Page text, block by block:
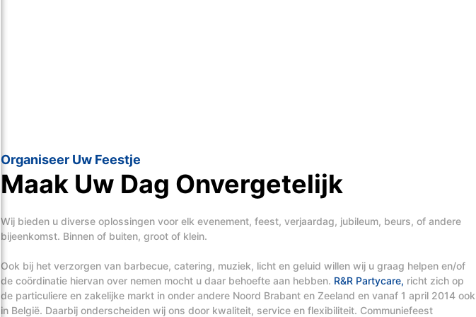
Organiseer Uw Feestje
Maak Uw Dag Onvergetelijk
Wij bieden u diverse oplossingen voor elk evenement, feest, verjaardag, jubileum, beurs, of andere
bijeenkomst. Binnen of buiten, groot of klein.
Ook bij het verzorgen van barbecue, catering, muziek, licht en geluid willen wij u graag helpen en/of
de coördinatie hiervan over nemen mocht u daar behoefte aan hebben. R&R Partycare, richt zich op
de particuliere en zakelijke markt in onder andere Noord Brabant en Zeeland en vanaf 1 april 2014 ook
in België. Daarbij onderscheiden wij ons door kwaliteit, service en flexibiliteit. Communiefeest